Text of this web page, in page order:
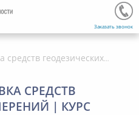
Заказать звонок
Поверка и калибровка средств геодезических измерений | Курс обучения
СРЕДСТВ
| КУРС